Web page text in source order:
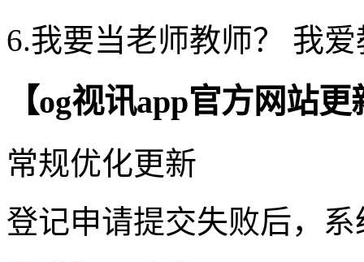
6.我要当老师教师？ 我
【og视讯app官方网站
常规优化更新
登记申请提交失败后，